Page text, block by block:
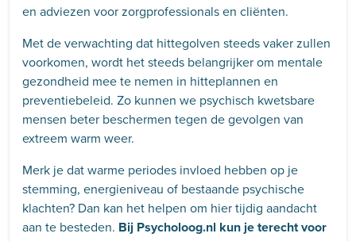
en adviezen voor zorgprofessionals en cliënten.
Met de verwachting dat hittegolven steeds vaker zullen
voorkomen, wordt het steeds belangrijker om mentale
gezondheid mee te nemen in hitteplannen en
preventiebeleid. Zo kunnen we psychisch kwetsbare
mensen beter beschermen tegen de gevolgen van
extreem warm weer.
Merk je dat warme periodes invloed hebben op je
stemming, energieniveau of bestaande psychische
klachten? Dan kan het helpen om hier tijdig aandacht
aan te besteden. Bij Psycholoog.nl kun je terecht voor